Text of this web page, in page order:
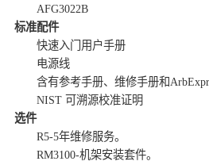
AFG3022B
标准配件
快速入门用户手册
电源线
含有参考手册、维修手册和
NIST 可溯源校准证明
选件
R5-5年维修服务。
RM3100-机架安装套件。